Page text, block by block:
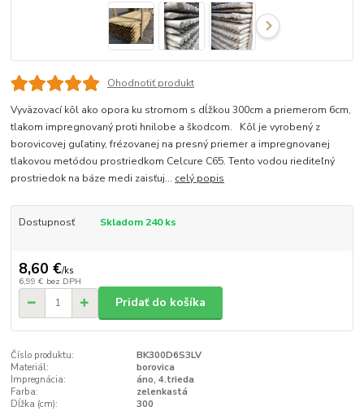
Ohodnotiť produkt
Vyväzovací kôl ako opora ku stromom s dĺžkou 300cm a priemerom 6cm,
tlakom impregnovaný proti hnilobe a škodcom. Kôl je vyrobený z
borovicovej guľatiny, frézovanej na presný priemer a impregnovanej
tlakovou metódou prostriedkom Celcure C65. Tento vodou riediteľný
prostriedok na báze medi zaisťuj... celý popis
Dostupnosť Skladom 240 ks
8,60 €/ks
6,99 € bez DPH
Pridať do košíka
Číslo produktu:
BK300D6S3LV
Materiál:
borovica
Impregnácia:
áno, 4.trieda
Farba:
zelenkastá
Dĺžka (cm):
300